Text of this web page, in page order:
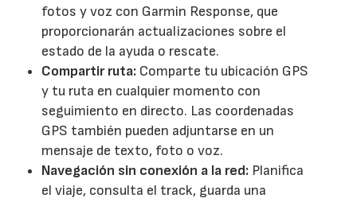
fotos y voz con Garmin Response, que
proporcionarán actualizaciones sobre el
estado de la ayuda o rescate.
Compartir ruta: Comparte tu ubicación GPS
y tu ruta en cualquier momento con
seguimiento en directo. Las coordenadas
GPS también pueden adjuntarse en un
mensaje de texto, foto o voz.
Navegación sin conexión a la red: Planifica
el viaje, consulta el track, guarda una